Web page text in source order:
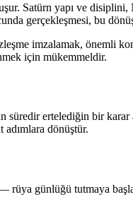
Satürn yapı ve
gerçekleşmesi, bu
imzalamak, önemli
için mükemmeldir.
süredir ertelediğin bir
dönüştür.
günlüğü tutmaya